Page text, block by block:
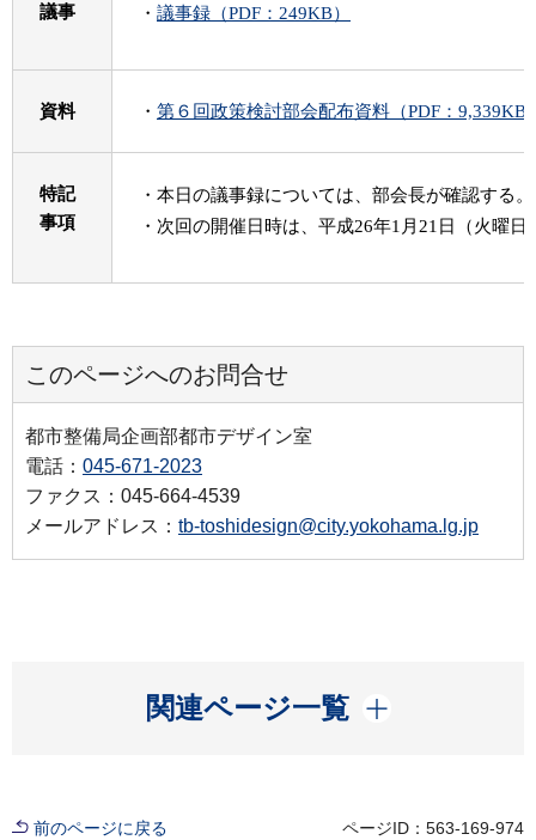
議事 ・ 議事録（PDF：249KB）
資料 ・ 第６回政策検討部会配布資料（PDF：9,339KB
特記
事項
・本日の議事録については、部会長が確認する。
・次回の開催日時は、平成26年1月21日（火曜日
このページへのお問合せ
都市整備局企画部都市デザイン室
電話： 045-671-2023
ファクス：045-664-4539
メールアドレス： tb-toshidesign@city.yokohama.lg.jp
関連ページ一覧
開く
前のページに戻る ページID：563-169-974